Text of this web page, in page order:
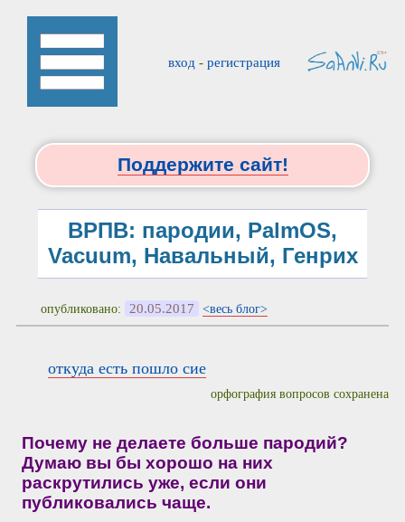
вход - регистрация
Поддержите сайт!
ВРПВ: пародии, PalmOS,
Vacuum, Навальный, Генрих
опубликовано: 20.05.2017 <весь блог>
откуда есть пошло сие
орфография вопросов сохранена
Почему не делаете больше пародий?
Думаю вы бы хорошо на них
раскрутились уже, если они
публиковались чаще.